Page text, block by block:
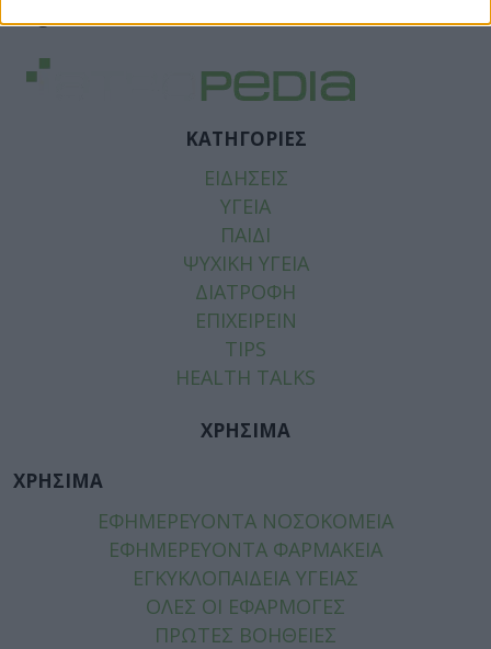
ΚΑΤΗΓΟΡΙΕΣ
ΕΙΔΗΣΕΙΣ
ΥΓΕΙΑ
ΠΑΙΔΙ
ΨΥΧΙΚΗ ΥΓΕΙΑ
ΔΙΑΤΡΟΦΗ
ΕΠΙΧΕΙΡΕΙΝ
TIPS
HEALTH TALKS
ΧΡΗΣΙΜΑ
ΧΡΗΣΙΜΑ
ΕΦΗΜΕΡΕΥΟΝΤΑ ΝΟΣΟΚΟΜΕΙΑ
ΕΦΗΜΕΡΕΥΟΝΤΑ ΦΑΡΜΑΚΕΙΑ
ΕΓΚΥΚΛΟΠΑΙΔΕΙΑ ΥΓΕΙΑΣ
ΟΛΕΣ ΟΙ ΕΦΑΡΜΟΓΕΣ
ΠΡΩΤΕΣ ΒΟΗΘΕΙΕΣ